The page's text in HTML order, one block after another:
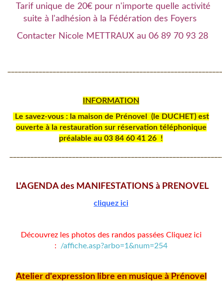
Tarif unique de 20€ pour n'importe quelle activité
suite à l'adhésion à la Fédération des Foyers
Contacter Nicole METTRAUX au 06 89 70 93 28
INFORMATION
Le savez-vous : la maison de Prénovel (le DUCHET) est
ouverte à la restauration sur réservation téléphonique
préalable au 03 84 60 41 26 !
L'AGENDA des MANIFESTATIONS à PRENOVEL
cliquez ici
Découvrez les photos des randos passées Cliquez ici
:
/affiche.asp?arbo=1&num=254
Atelier d'expression libre en musique à Prénovel